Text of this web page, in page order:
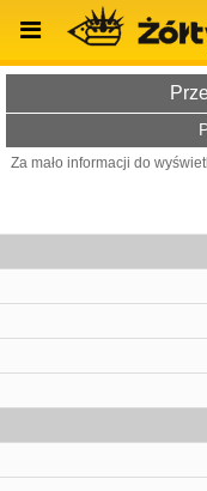
Za mało informacji do